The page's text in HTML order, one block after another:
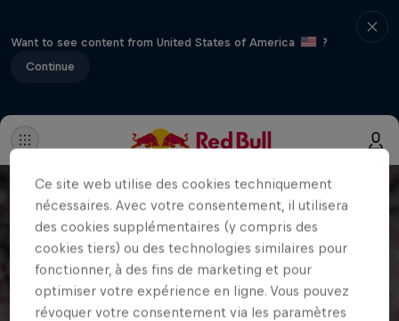
Want to see content from United States of America
?
Continue
Ce site web utilise des cookies techniquement
nécessaires. Avec votre consentement, il utilisera
des cookies supplémentaires (y compris des
cookies tiers) ou des technologies similaires pour
fonctionner, à des fins de marketing et pour
optimiser votre expérience en ligne. Vous pouvez
révoquer votre consentement via les paramètres